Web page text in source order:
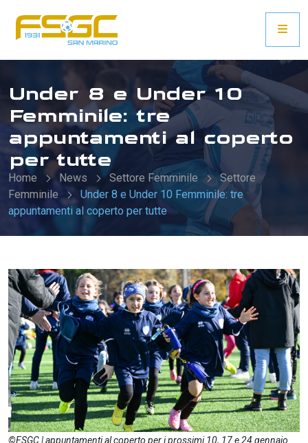
Under 8 e Under 10
Femminile: tre
appuntamenti al coperto
per tutte
Home News Settore Femminile
Settore
Femminile
Under 8 e Under 10 Femminile: tre
appuntamenti al coperto per tutte
©FSGC | appuntamenti al coperto per i prossimi 10, 17 e 24 gennaio